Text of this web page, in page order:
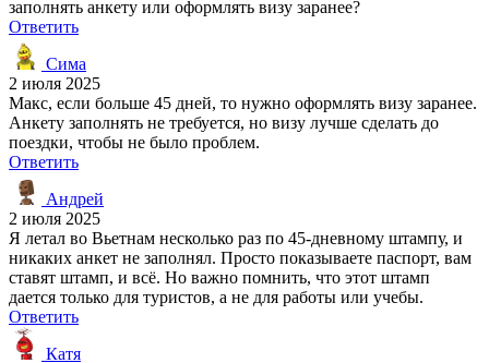
заполнять анкету или оформлять визу заранее?
Ответить
Сима
2 июля 2025
Макс, если больше 45 дней, то нужно оформлять визу заранее.
Анкету заполнять не требуется, но визу лучше сделать до
поездки, чтобы не было проблем.
Ответить
Андрей
2 июля 2025
Я летал во Вьетнам несколько раз по 45-дневному штампу, и
никаких анкет не заполнял. Просто показываете паспорт, вам
ставят штамп, и всё. Но важно помнить, что этот штамп
дается только для туристов, а не для работы или учебы.
Ответить
Катя